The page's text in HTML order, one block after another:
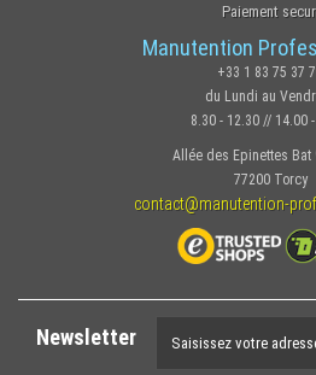
Paiement
Manutention
+33 1 83 75 37
du Lundi au
8.30 - 12.30 // 14.00
Allée des Epinettes Bat
77200 Torcy
contact@manutention-
Newsletter